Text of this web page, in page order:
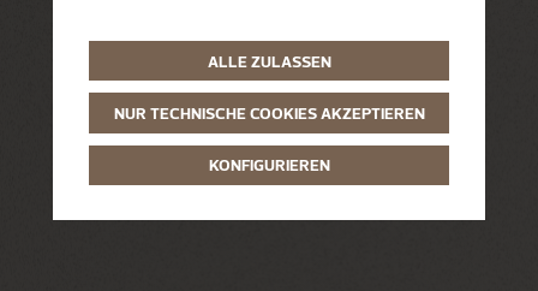
ALLE ZULASSEN
NUR TECHNISCHE COOKIES AKZEPTIEREN
KONFIGURIEREN